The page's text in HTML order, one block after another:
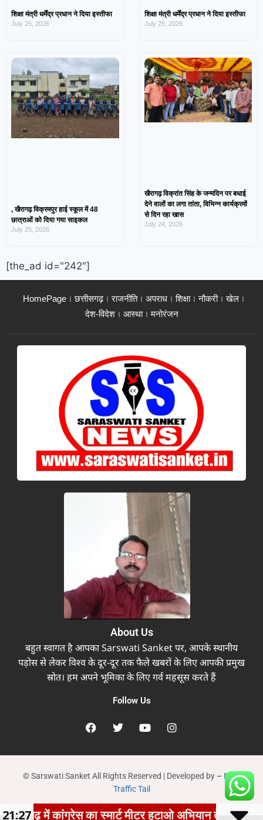
शिक्षा मंत्री धर्मेंद्र प्रधान ने दिया इस्तीफा
July 25, 2026
शिक्षा मंत्री धर्मेंद्र प्रधान ने दिया इस्तीफा
July 25, 2026
, खैरागढ़ विक्रमपुर हाई स्कूल में 48
छात्राओं को दिया गया साइकल
July 25, 2026
खैरागढ़ विक्रांत सिंह के जन्मदिन पर बधाई
देने वालों का लगा तांता, विभिन्न कार्यक्रमों
से दिन रहा खास
July 24, 2026
[the_ad id="242"]
HomePage छत्तीसगढ़ राजनीति अपराध शिक्षा नौकरी
खेल
देश-विदेश
आस्था मनोरंजन
About Us
बहुत स्वागत है आपका Sarswati Sanket पर, आपके स्थानीय
पड़ोस से लेकर विश्व के दूर-दूर तक फैले खबरों के लिए आपकी प्रमुख
स्रोत। हम अपने भूमिका के लिए गर्व महसूस करते हैं
Follow Us
© Sarswati Sanket All Rights Reserved | Developed by – New
Traffic Tail
का स्मार्ट मीटर हटाओ अभियान तेज, घर-घर पहुंचकर
21:27